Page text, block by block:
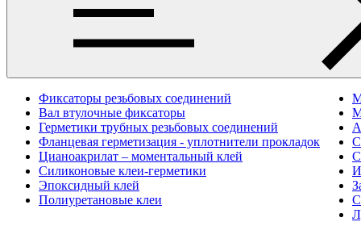
Фиксаторы резьбовых соединений
Вал втулочные фиксаторы
Герметики трубных резьбовых соединений
Фланцевая герметизация - уплотнители прокладок
Цианоакрилат – моментальный клей
Силиконовые клеи-герметики
Эпоксидный клей
Полиуретановые клеи